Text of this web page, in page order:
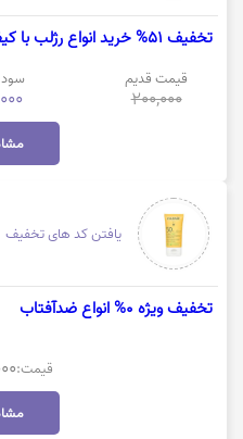
تخفیف 51% خرید انواع رژلب با کیفیت
قیمت قدیم
200,000
یافتن کد های تخفیف
تخفیف ویژه 0% انواع ضدآفتاب
قیمت: